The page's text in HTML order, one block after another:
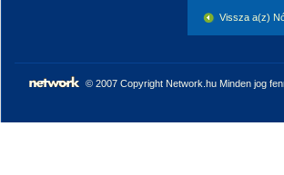
Vissza a(z)
© 2007 Copyright Network.hu Minden jog